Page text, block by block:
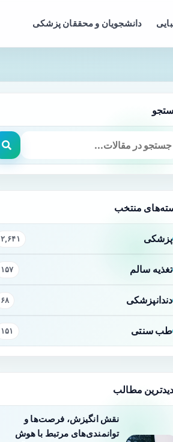
دانشجویان و محققان پزشکی
منتخب
پزشکی ۲,۶۴۱
تغذیه سالم ۱۵۷
دندانپزشکی ۶۸
طب سنتی ۱۵۱
مطالب
نقش انگیزش، فرصت‌ها و
توانمندی‌های مرتبط با هوش